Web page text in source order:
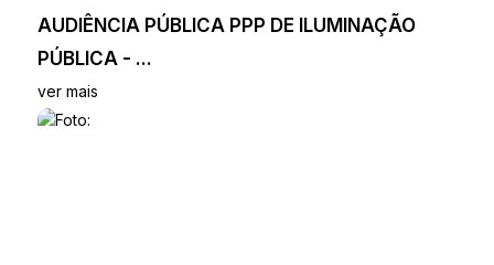
AUDIÊNCIA PÚBLICA PPP DE ILUMINAÇÃO
PÚBLICA - ...
ver mais